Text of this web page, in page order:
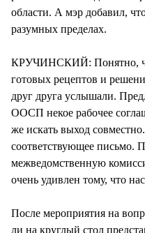
области. А мэр добавил,
разумных пределах.
КРУЧИНСКИЙ: Понятно,
готовых рецептов и
друг друга услышали.
ООСП некое рабочее
же искать выход
соответствующее
межведомственную
очень удивлен тому, что
После мероприятия на
ли на круглый стол